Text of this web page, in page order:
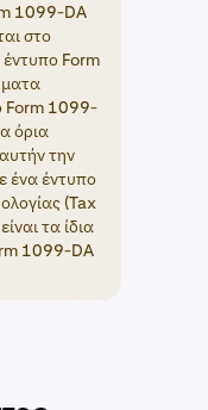
1099-DA
στο
έντυπο Form
Form 1099-
όρια
την
ένα έντυπο
(Tax
τα ίδια
1099-DA